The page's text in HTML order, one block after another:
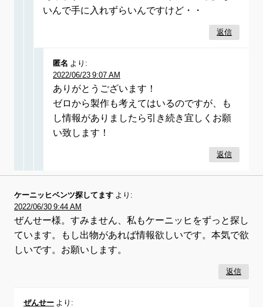
いんで手に入れずらいんですけど・・
返信
匿名 より:
2022/06/23 9:07 AM
ありがとうございます！
ゼロから製作も考えてはいるのですが、も
し情報がありましたら引き続き宜しくお願
い致します！
返信
ケーニッヒベンツ探してます より:
2022/06/30 9:44 AM
ぜんせー様。すみません、私もケーニッヒをずっと探し
ています。もし出物があれば情報欲しいです。本気で欲
しいです。お願いします。
返信
ぜんせー より: